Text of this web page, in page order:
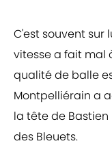
C'est souvent sur
vitesse a fait mal
qualité de balle
Montpelliérain a
la tête de
des Bleuets.